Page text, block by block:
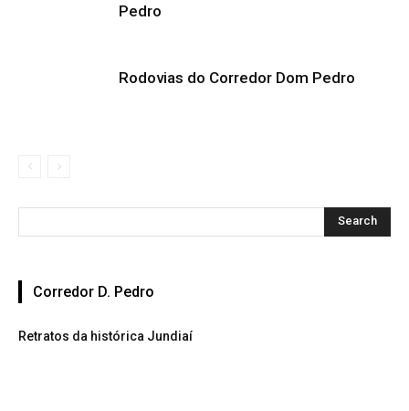
Pedro
Rodovias do Corredor Dom Pedro
Corredor D. Pedro
Retratos da histórica Jundiaí